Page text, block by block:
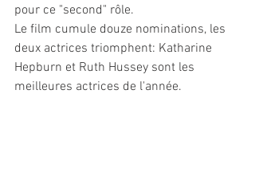
pour ce "second" rôle.
Le film cumule douze nominations, les
deux actrices triomphent: Katharine
Hepburn et Ruth Hussey sont les
meilleures actrices de l'année.